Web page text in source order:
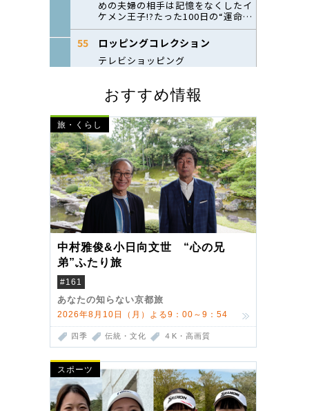
おすすめ情報
旅・くらし
中村雅俊&小日向文世 “心の兄
弟”ふたり旅
#161
あなたの知らない京都旅
2026年8月10日（月）よる9：00～9：54
四季 伝統・文化 ４K・高画質
スポーツ